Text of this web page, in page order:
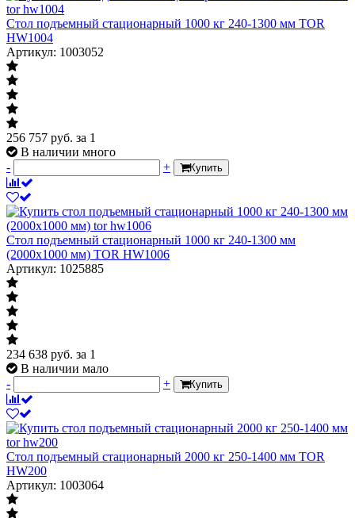
Стол подъемный стационарный 1000 кг 240-1300 мм TOR
HW1004
Артикул: 1003052
256 757 руб. за 1
В наличии много
-
+ Купить
Стол подъемный стационарный 1000 кг 240-1300 мм
(2000х1000 мм) TOR HW1006
Артикул: 1025885
234 638 руб. за 1
В наличии мало
-
+ Купить
Стол подъемный стационарный 2000 кг 250-1400 мм TOR
HW200
Артикул: 1003064